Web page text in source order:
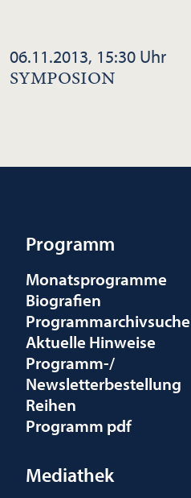
06.11.2013, 15:30 Uhr
SYMPOSION
Programm
Monatsprogramme
Biografien
Programmarchivsuche
Aktuelle Hinweise
Programm-/
Newsletterbestellung
Reihen
Programm pdf
Mediathek